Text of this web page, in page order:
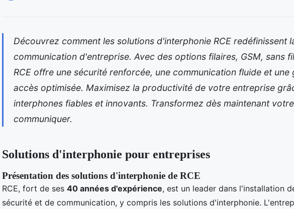
Découvrez comment les solutions d'interphonie RCE redéfinissent
communication d'entreprise. Avec des options filaires, GSM, sans
RCE offre une sécurité renforcée, une communication fluide et une
accès optimisée. Maximisez la productivité de votre entreprise
interphones fiables et innovants. Transformez dès maintenant
communiquer.
Solutions d'interphonie pour entreprises
Présentation des solutions d'interphonie de RCE
RCE, fort de ses 40 années d'expérience, est un leader dans l'installation
sécurité et de communication, y compris les solutions d'interphonie.